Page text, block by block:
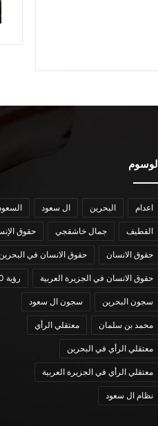
الوسوم
اعدام البحرين ال سعود
القطيف جمال خاشقجي حقوق
حقوق الانسان حقوق الانسان في البحرين
حقوق الانسان في الجزيرة العربية رؤية 2030
سجون البحرين سجون ال سعود
محمد بن سلمان معتقلي الرأي
معتقلي الرأي في البحرين
معتقلي الرأي في الجزيرة العربية
نظام ال سعود